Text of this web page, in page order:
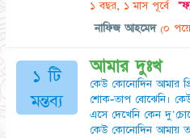
১ বছর, ১ মাস পূর্বে
নাফিজ আহমেদ (০
১ টি
মন্তব্য
আমার দুঃখ
কেউ কোনোদিন আমার
শোক-তাপ বোঝেনি।
এসে দেখেনি কেন
কেউ কোনোদিন আমায়